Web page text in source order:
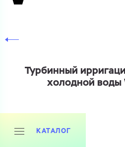
Турбинный
холодной
КАТАЛОГ